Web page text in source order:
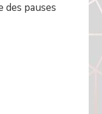
des pauses